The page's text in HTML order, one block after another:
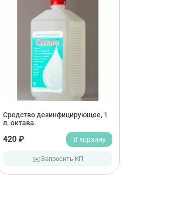
Средство дезинфицирующее, 1
л. октава.
420 ₽ В корзину
✉️Запросить КП